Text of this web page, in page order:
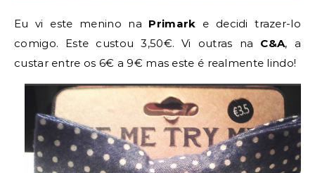
Eu vi este menino na Primark e decidi trazer-lo
comigo. Este custou 3,50€. Vi outras na C&A, a
custar entre os 6€ a 9€ mas este é realmente lindo!